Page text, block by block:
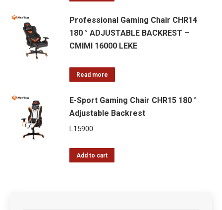
Professional Gaming Chair CHR14
180 ° ADJUSTABLE BACKREST –
CMIMI 16000 LEKE
Read more
E-Sport Gaming Chair CHR15 180 °
Adjustable Backrest
L 15900
Add to cart